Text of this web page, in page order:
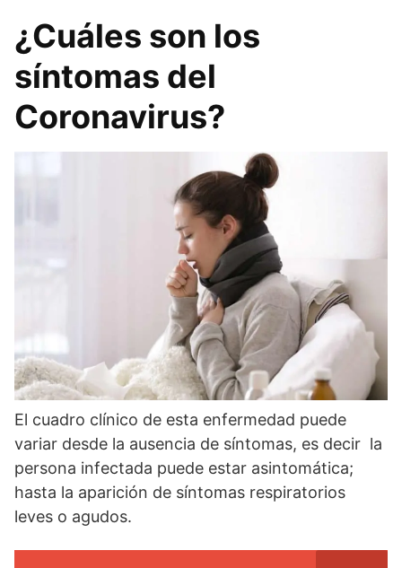
¿Cuáles son los
síntomas del
Coronavirus?
El cuadro clínico de esta enfermedad puede
variar desde la ausencia de síntomas, es decir la
persona infectada puede estar asintomática;
hasta la aparición de síntomas respiratorios
leves o agudos.